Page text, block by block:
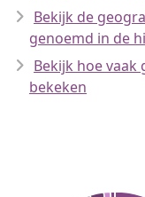
Bekijk de
genoemd in de
Bekijk hoe vaak
bekeken